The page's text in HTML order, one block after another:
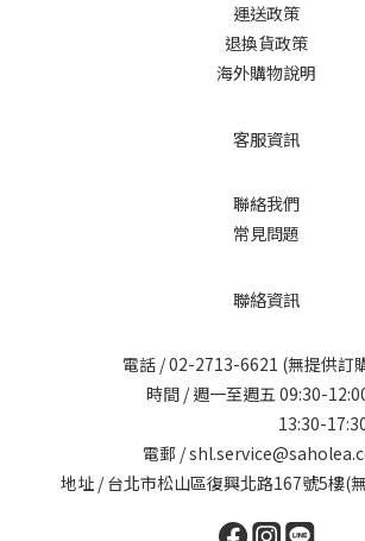
運送政策
退換貨政策
海外購物說明
客服資訊
聯絡我們
常見問題
聯絡資訊
電話 /02-2713-6621 (無提供訂
時間 / 週一至週五 09:30-
13:30-
電郵 /
地址 / 台北市松山區復興北路167號5樓(